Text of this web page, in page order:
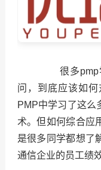
很多
问，到底应该如
PMP中学习了这么
术。但如何综合应
是很多同学都想了
通信企业的员工绩